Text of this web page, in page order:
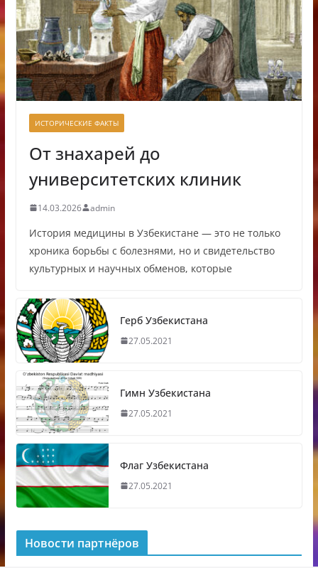
ИСТОРИЧЕСКИЕ ФАКТЫ
От знахарей до
университетских клиник
14.03.2026 admin
История медицины в Узбекистане — это не только
хроника борьбы с болезнями, но и свидетельство
культурных и научных обменов, которые
Герб Узбекистана
27.05.2021
Гимн Узбекистана
27.05.2021
Флаг Узбекистана
27.05.2021
Новости партнёров